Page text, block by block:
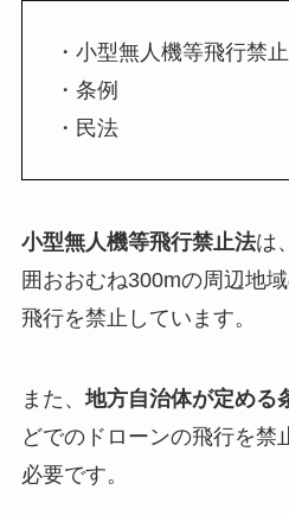
・小型無人機等飛行禁
・条例
・民法
小型無人機等飛行禁止法は
囲おおむね300mの周辺地
飛行を禁止しています。
また、地方自治体が定める
どでのドローンの飛行を禁
必要です。